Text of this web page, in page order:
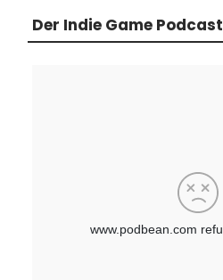
Der Indie Game Podcast